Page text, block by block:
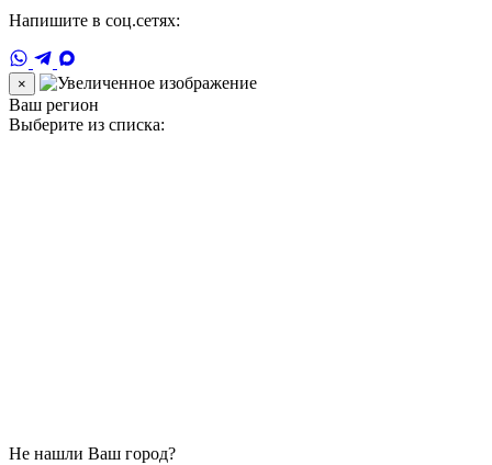
Напишите в соц.сетях:
×
Ваш регион
Выберите из списка:
Не нашли Ваш город?